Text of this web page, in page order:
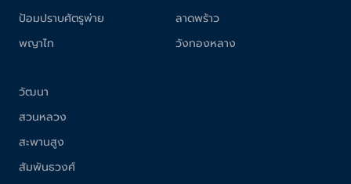
ป้อมปราบศัตรูพ่าย
พญาไท
ลาดพร้าว
วังทองหลาง
วัฒนา
สวนหลวง
สะพานสูง
สัมพันธวงศ์